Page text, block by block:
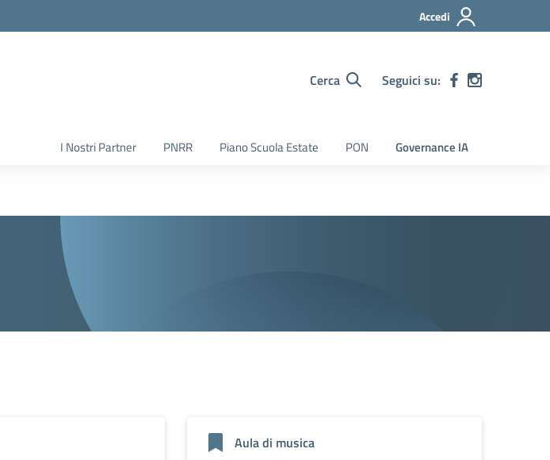
Accedi
Cerca Seguici su:
I Nostri Partner PNRR Piano Scuola Estate PON Governance IA
Aula di musica